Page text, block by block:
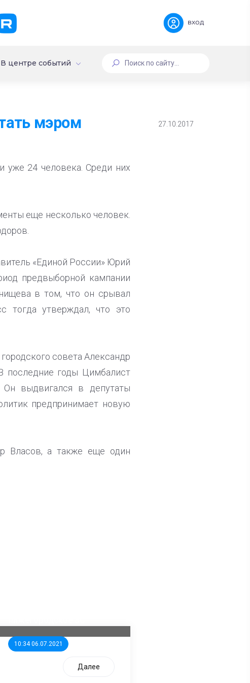
вход
В центре событий
мэром 27.10.2017
24 человека. Среди них
еще несколько человек.
«Единой России» Юрий
предвыборной кампании
в том, что он срывал
тогда утверждал, что это
совета Александр
последние годы Цимбалист
Он выдвигался в депутаты
предпринимает новую
Власов, а также еще один
10:34 06.07.2021
Далее